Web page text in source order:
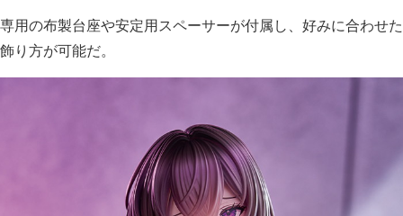
専用の布製台座や安定用スペーサーが付属し、好みに合わせた
飾り方が可能だ。